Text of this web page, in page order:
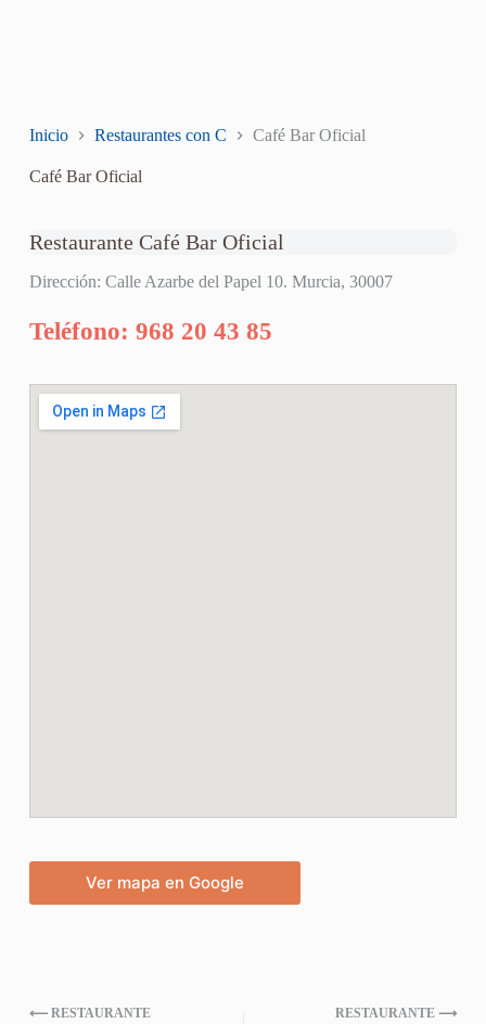
Inicio Restaurantes con C Café Bar Oficial
Café Bar Oficial
Restaurante Café Bar Oficial
Dirección: Calle Azarbe del Papel 10. Murcia, 30007
Teléfono: 968 20 43 85
Ver mapa en Google
⟵ RESTAURANTE RESTAURANTE ⟶